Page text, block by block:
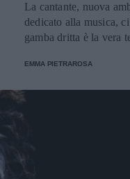
La cantante, nuova
dedicato alla musica,
gamba dritta è la vera
EMMA PIETRAROSA